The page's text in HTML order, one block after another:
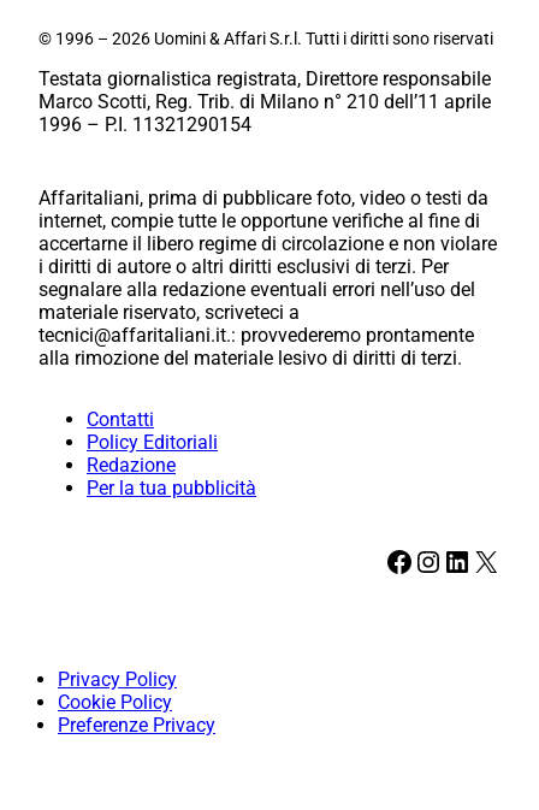
© 1996 – 2026 Uomini & Affari S.r.l. Tutti i diritti sono riservati
Testata giornalistica registrata, Direttore responsabile
Marco Scotti, Reg. Trib. di Milano n° 210 dell’11 aprile
1996 – P.I. 11321290154
Affaritaliani, prima di pubblicare foto, video o testi da
internet, compie tutte le opportune verifiche al fine di
accertarne il libero regime di circolazione e non violare
i diritti di autore o altri diritti esclusivi di terzi. Per
segnalare alla redazione eventuali errori nell’uso del
materiale riservato, scriveteci a
tecnici@affaritaliani.it.: provvederemo prontamente
alla rimozione del materiale lesivo di diritti di terzi.
Contatti
Policy Editoriali
Redazione
Per la tua pubblicità
Facebook Instagram LinkedIn X
Privacy Policy
Cookie Policy
Preferenze Privacy